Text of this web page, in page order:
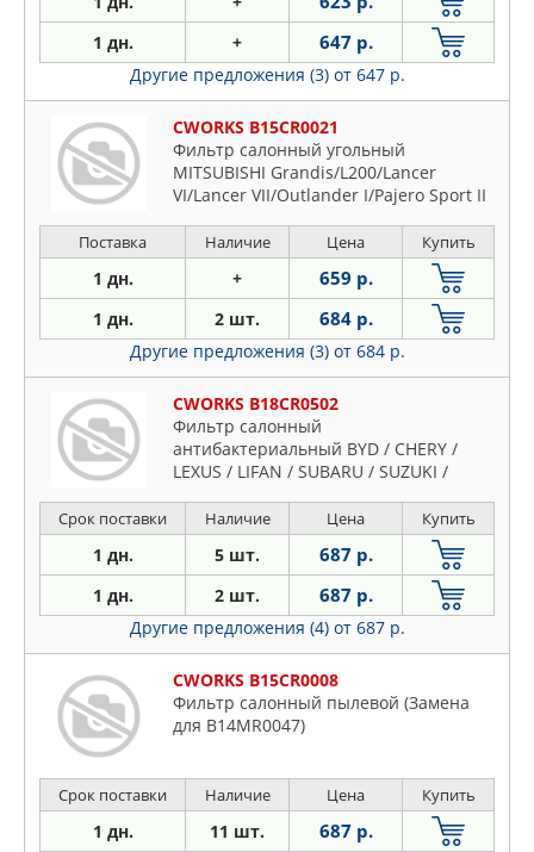
1 дн. + 647 р.
Другие предложения (3) от 647 р.
CWORKS B15CR0021
Фильтр салонный угольный
MITSUBISHI Grandis/L200/Lancer
VI/Lancer VII/Outlander I/Pajero Sport II
Поставка Наличие Цена Купить
1 дн. + 659 р.
1 дн. 2 шт. 684 р.
Другие предложения (3) от 684 р.
CWORKS B18CR0502
Фильтр салонный
антибактериальный BYD / CHERY /
LEXUS / LIFAN / SUBARU / SUZUKI /
Срок поставки Наличие Цена Купить
1 дн. 5 шт. 687 р.
1 дн. 2 шт. 687 р.
Другие предложения (4) от 687 р.
CWORKS B15CR0008
Фильтр салонный пылевой (Замена
для B14MR0047)
Срок поставки Наличие Цена Купить
1 дн. 11 шт. 687 р.